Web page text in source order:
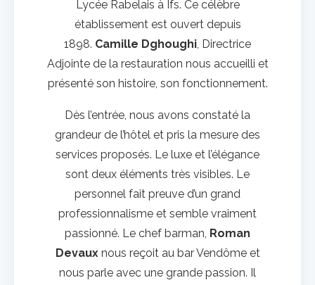
Lycée Rabelais à Ifs. Ce célèbre
établissement est ouvert depuis
1898. Camille Dghoughi, Directrice
Adjointe de la restauration nous accueilli et
présenté son histoire, son fonctionnement.
Dès l’entrée, nous avons constaté la
grandeur de l’hôtel et pris la mesure des
services proposés. Le luxe et l’élégance
sont deux éléments très visibles. Le
personnel fait preuve d’un grand
professionnalisme et semble vraiment
passionné. Le chef barman, Roman
Devauxnous reçoit au bar Vendôme et
nous parle avec une grande passion. Il